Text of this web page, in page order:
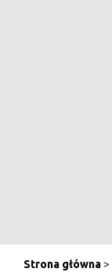
Strona główna>